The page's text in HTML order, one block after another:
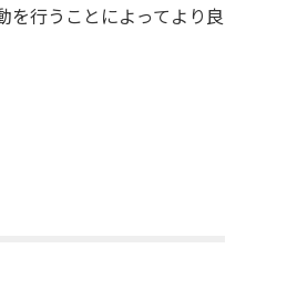
を行うことによってより良